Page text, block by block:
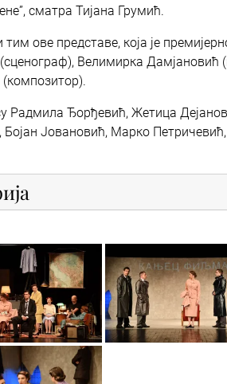
сматра Тијана Грумић.
ове представе, која је
Велимирка Дамјановић
(композитор).
Радмила Ђорђевић, Жетица
Бојан Јовановић, Марко
8 4